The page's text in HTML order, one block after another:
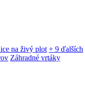
na živý plot + 9 ďalších
Záhradné vrtáky